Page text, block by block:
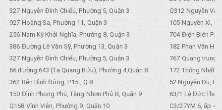
327 Nguyễn Đình Chiểu, Phường 5, Quận 3
Q312 Nguyền
927 Hoàng Sa, Phường 11, Quận 3
105 Nguyền Xí,
256 Nam Kỳ Khởi Nghĩa, Phường 8, Quận 3
704 Điện Biên
386 Đường Lê Văn Sỹ, Phường 13, Quận 3
182 Phan Văn
327 Nguyễn Đình Chiểu, Phường 5, Quận 3
767 Quang trung,
66 đường 643 (Tạ Quang Bửu), Phường 4,Quận 8
172 Thống Nhất.
362 Bến Bình Đông, P.15 , Q.8
52 Nguyễn Du,
150 Đình Phong Phú, Tăng Nhơn Phú B, Quận 9
63/1 Lê Đức Thọ,
Q168 Vĩnh Viễn, Phường 9, Quận 10
C3/27YM 6, ấp 4,